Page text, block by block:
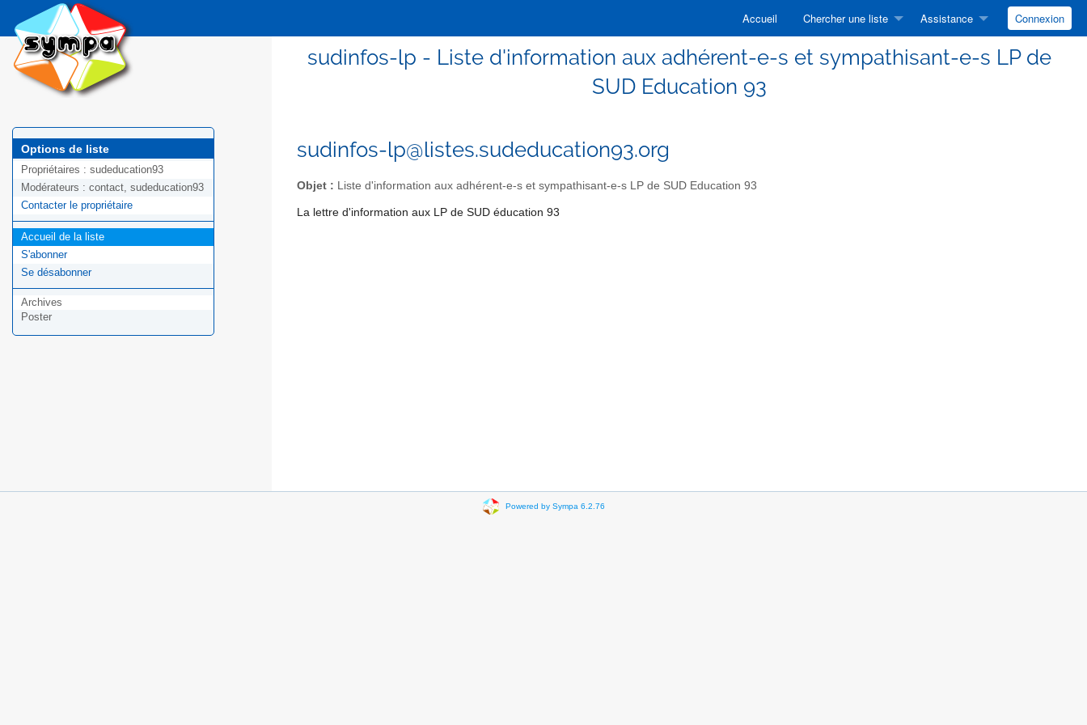
Accueil Chercher une liste Assistance Connexion
sudinfos-lp - Liste d'information aux adhérent-e-s et sympathisant-e-s LP de
SUD Education 93
Options de liste
Propriétaires : sudeducation93
Modérateurs : contact, sudeducation93
Contacter le propriétaire
Accueil de la liste
S'abonner
Se désabonner
Archives
Poster
sudinfos-lp@listes.sudeducation93.org
Objet : Liste d'information aux adhérent-e-s et sympathisant-e-s LP de SUD Education 93
La lettre d'information aux LP de SUD éducation 93
Powered by Sympa 6.2.76